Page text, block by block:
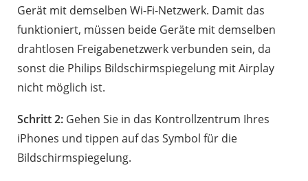
Gerät mit demselben Wi-Fi-Netzwerk. Damit das
funktioniert, müssen beide Geräte mit demselben
drahtlosen Freigabenetzwerk verbunden sein, da
sonst die Philips Bildschirmspiegelung mit Airplay
nicht möglich ist.
Schritt 2: Gehen Sie in das Kontrollzentrum Ihres
iPhones und tippen auf das Symbol für die
Bildschirmspiegelung.